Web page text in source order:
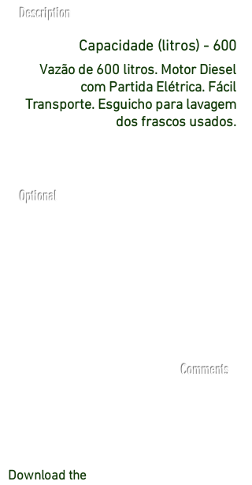
Description
Capacidade (litros) - 600
Vazão de 600 litros. Motor Diesel
com Partida Elétrica. Fácil
Transporte. Esguicho para lavagem
dos frascos usados.
Optional
Comments
Download the